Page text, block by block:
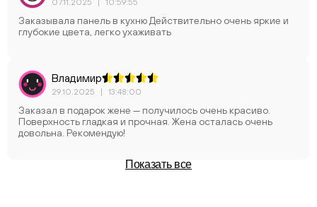
Заказывала панель в кухню Действительно очень яркие и
глубокие цвета, легко ухаживать
Владимир
29.10.2025 | 13:48:00
Заказал в подарок жене — получилось очень краcиво.
Поверхность гладкая и прочная. Жена осталась очень
довольна. Рекомендую!
Показать все